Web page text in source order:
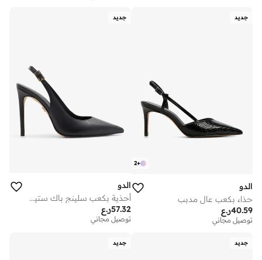
جديد
+
2
الدو
حذاء بكعب عالٍ مدبب
ر.ع40.59
توصيل مجاني
جديد
الدو
أحذية بكعب سلينج باك ستيسي
ر.ع57.32
توصيل مجاني
جديد جديد